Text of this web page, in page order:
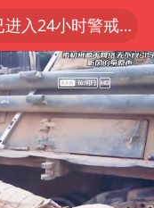
台风白海豚已进入24小时警戒线
全球首个长时储能一体化产业园量产
陈垣宇0-3张禹珍 国乒男单全军覆没
中巨芯：上半年归母净利润1405.77万元
四川宜宾市高县4.9级地震致1人死亡
中国女篮70-67险胜尼日利亚女篮